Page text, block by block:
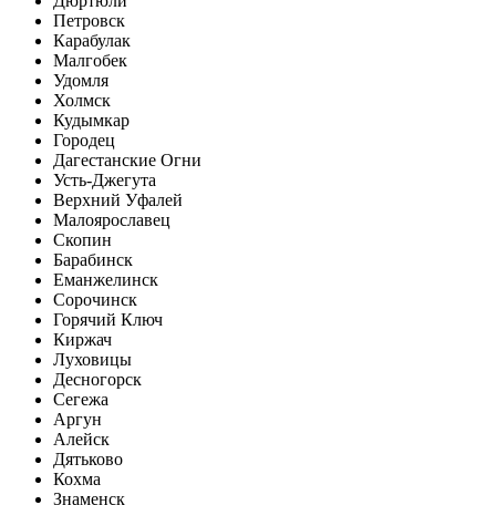
Петровск
Карабулак
Малгобек
Удомля
Холмск
Кудымкар
Городец
Дагестанские Огни
Усть-Джегута
Верхний Уфалей
Малоярославец
Скопин
Барабинск
Еманжелинск
Сорочинск
Горячий Ключ
Киржач
Луховицы
Десногорск
Сегежа
Аргун
Алейск
Дятьково
Кохма
Знаменск